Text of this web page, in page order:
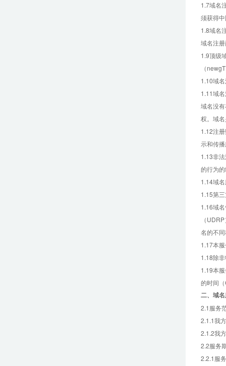
1.7域名
须获得
1.8域名
域名注
1.9顶级
（
1.10域
1.11域
域名没
权。域
1.12注
示和传
1.13非
的行为
1.14域
1.15第
1.16域
（
名的不
1.17本服
1.18除
1.19本
的时间
二、 域
2.1服务
2.1.1我
2.1.2我
2.2服务
2.2.1服